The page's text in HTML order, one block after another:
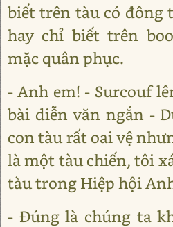
biết trên tàu có đông
hay chỉ biết trên
mặc quân phục.
- Anh em! - Surcouf
bài diễn văn ngắn -
con tàu rất oai vệ
là một tàu chiến, tôi
tàu trong Hiệp hội
- Đúng là chúng ta